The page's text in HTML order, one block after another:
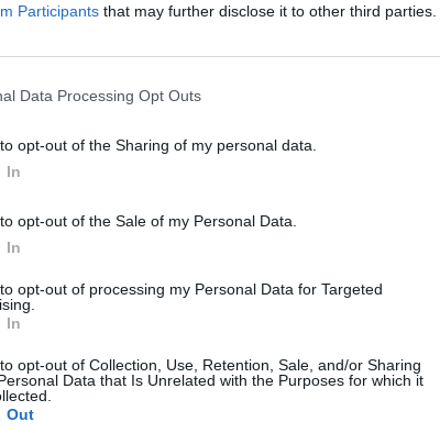
Participants that may further disclose it to other third parties.
Data Processing Opt Outs
opt-out of the Sharing of my personal data.
In
opt-out of the Sale of my Personal Data.
In
opt-out of processing my Personal Data for Targeted
In
opt-out of Collection, Use, Retention, Sale, and/or Sharing
Data that Is Unrelated with the Purposes for which it
Out
macht
machen!